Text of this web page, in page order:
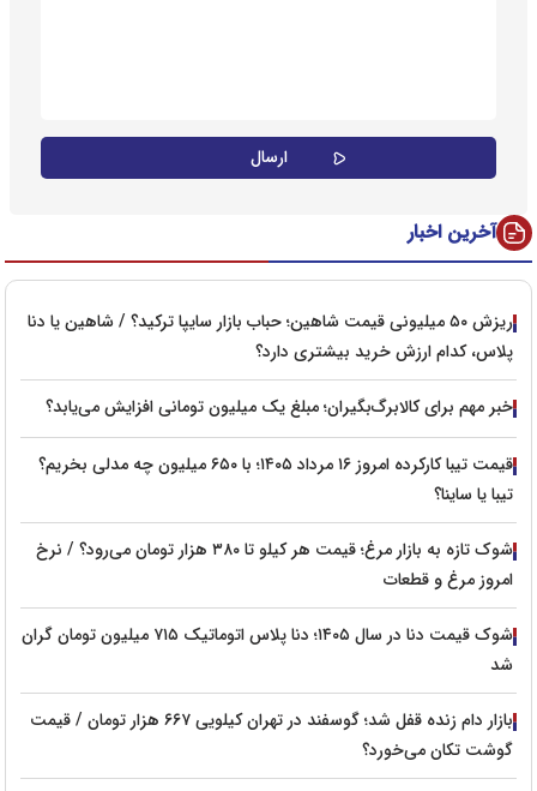
آخرین اخبار
ریزش ۵۰ میلیونی قیمت شاهین؛ حباب بازار سایپا ترکید؟ / شاهین یا دنا
پلاس، کدام ارزش خرید بیشتری دارد؟
خبر مهم برای کالابرگ‌بگیران؛ مبلغ یک میلیون تومانی افزایش می‌یابد؟
قیمت تیبا کارکرده امروز ۱۶ مرداد ۱۴۰۵؛ با ۶۵۰ میلیون چه مدلی بخریم؟
تیبا یا ساینا؟
شوک تازه به بازار مرغ؛ قیمت هر کیلو تا ۳۸۰ هزار تومان می‌رود؟ / نرخ
امروز مرغ و قطعات
شوک قیمت دنا در سال ۱۴۰۵؛ دنا پلاس اتوماتیک ۷۱۵ میلیون تومان گران
شد
بازار دام زنده قفل شد؛ گوسفند در تهران کیلویی ۶۶۷ هزار تومان / قیمت
گوشت تکان می‌خورد؟